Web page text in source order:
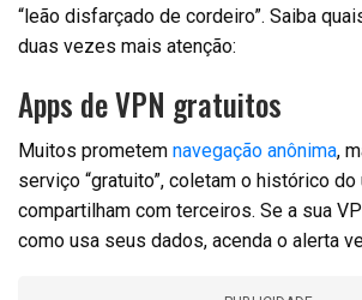
“leão disfarçado de cordeiro”. Saiba
duas vezes mais atenção:
Apps de VPN gratuitos
Muitos prometem navegação anônima,
serviço “gratuito”, coletam o histórico
compartilham com terceiros. Se a sua
como usa seus dados, acenda o alerta